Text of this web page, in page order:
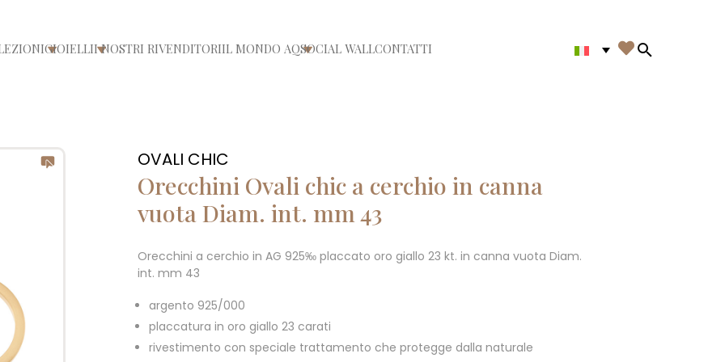
menù
Apri/chiudi menù
GIOIELLIApri/chiudi menù
I NOSTRI RIVENDITORIIL MONDO AQApri/chiudi menù
SOCIAL WALLCONTATTI 
Search in
OVALI CHIC
Orecchini Ovali chic a cerchio in canna
vuota Diam. int. mm 43
Orecchini a cerchio in AG 925‰ placcato oro giallo 23 kt. in canna vuota Diam.
int. mm 43
argento 925/000
placcatura in oro giallo 23 carati
rivestimento con speciale trattamento che protegge dalla naturale